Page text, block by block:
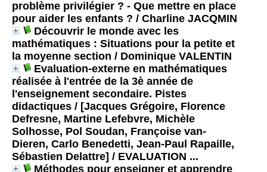
problème privilégier ? - Que mettre en place
pour aider les enfants ? / Charline JACQMIN
Découvrir le monde avec les
mathématiques : Situations pour la petite et
la moyenne section / Dominique VALENTIN
Evaluation-externe en mathématiques
réalisée à l'entrée de la 3è année de
l'enseignement secondaire. Pistes
didactiques / [Jacques Grégoire, Florence
Defresne, Martine Lefebvre, Michèle
Solhosse, Pol Soudan, Françoise van-
Dieren, Carlo Benedetti, Jean-Paul Rapaille,
Sébastien Delattre] / EVALUATION ...
Méthodes pour enseigner et apprendre